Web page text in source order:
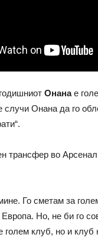
Онанае
случи Онана да го
трансфер во
Го сметам за
Европа. Но, не би го
голем клуб, но и клуб